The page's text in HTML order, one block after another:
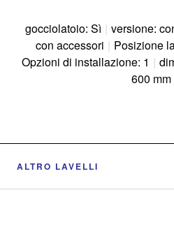
gocciolatoio: Sì | versione:
con accessori | Posizione
Opzioni di installazione: 1 |
600 mm
ALTRO LAVELLI